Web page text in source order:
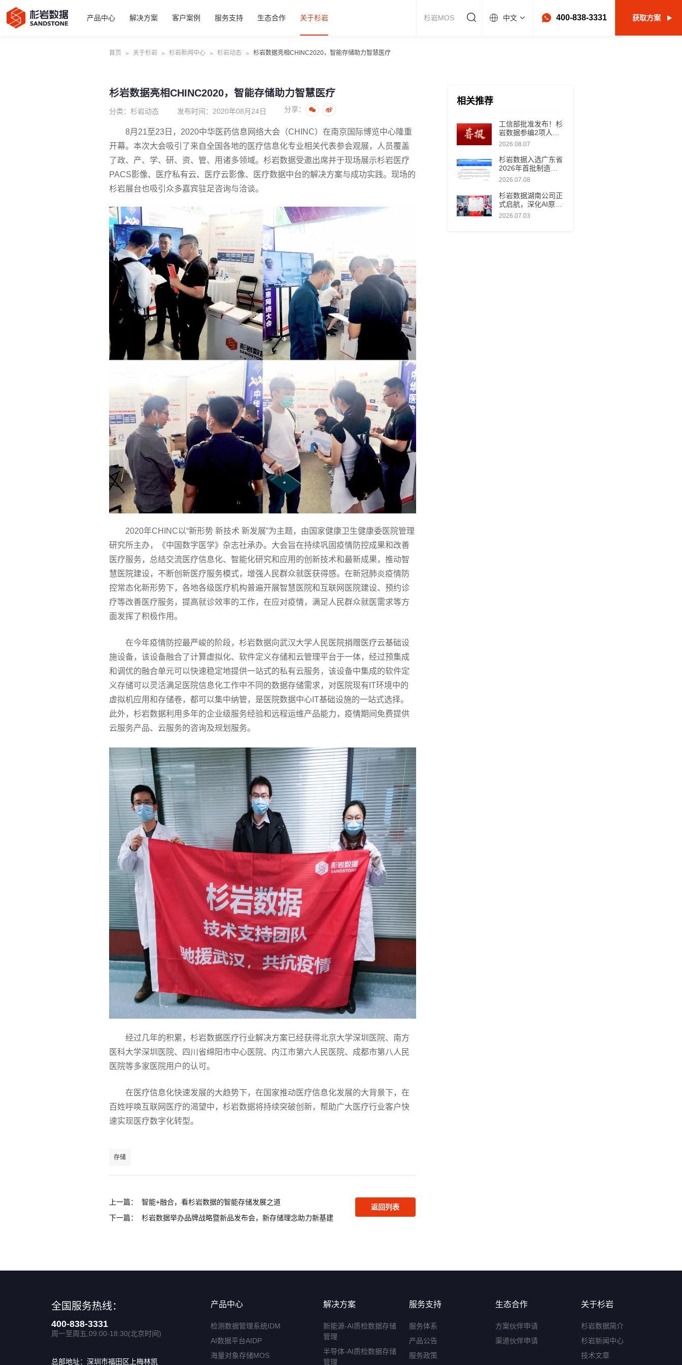
产品中心 解决方案 客户案例 服务支持 生态合作 关于杉岩 中文 400-838-3331 获取方案
首页 > 关于杉岩 > 杉岩新闻中心 > 杉岩动态 > 杉岩数据亮相CHINC2020，智能存储助力智慧医疗
杉岩数据亮相CHINC2020，智能存储助力智慧医疗
分类：杉岩动态 发布时间：2020年08月24日 分享：
8月21至23日，2020中华医药信息网络大会（CHINC）在南京国际博览中心隆重
开幕。本次大会吸引了来自全国各地的医疗信息化专业相关代表参会观展，人员覆盖
了政、产、学、研、资、管、用诸多领域。杉岩数据受邀出席并于现场展示杉岩医疗
PACS影像、医疗私有云、医疗云影像、医疗数据中台的解决方案与成功实践。现场的
杉岩展台也吸引众多嘉宾驻足咨询与洽谈。
2020年CHINC以“新形势 新技术 新发展”为主题，由国家健康卫生健康委医院管理
研究所主办，《中国数字医学》杂志社承办。大会旨在持续巩固疫情防控成果和改善
医疗服务，总结交流医疗信息化、智能化研究和应用的创新技术和最新成果，推动智
慧医院建设，不断创新医疗服务模式，增强人民群众就医获得感。在新冠肺炎疫情防
控常态化新形势下，各地各级医疗机构普遍开展智慧医院和互联网医院建设、预约诊
疗等改善医疗服务，提高就诊效率的工作，在应对疫情，满足人民群众就医需求等方
面发挥了积极作用。
在今年疫情防控最严峻的阶段，杉岩数据向武汉大学人民医院捐赠医疗云基础设
施设备，该设备融合了计算虚拟化、软件定义存储和云管理平台于一体，经过预集成
和调优的融合单元可以快速稳定地提供一站式的私有云服务，该设备中集成的软件定
义存储可以灵活满足医院信息化工作中不同的数据存储需求，对医院现有IT环境中的
虚拟机应用和存储卷，都可以集中纳管，是医院数据中心IT基础设施的一站式选择。
此外，杉岩数据利用多年的企业级服务经验和远程运维产品能力，疫情期间免费提供
云服务产品、云服务的咨询及规划服务。
经过几年的积累，杉岩数据医疗行业解决方案已经获得北京大学深圳医院、南方
医科大学深圳医院、四川省绵阳市中心医院、内江市第六人民医院、成都市第八人民
医院等多家医院用户的认可。
在医疗信息化快速发展的大趋势下，在国家推动医疗信息化发展的大背景下，在
百姓呼唤互联网医疗的渴望中，杉岩数据将持续突破创新，帮助广大医疗行业客户快
速实现医疗数字化转型。
存储
上一篇：
智能+融合，看杉岩数据的智能存储发展之道
下一篇：
杉岩数据举办品牌战略暨新品发布会，新存储理念助力新基建
返回列表
相关推荐
工信部批准发布！杉
岩数据参编2项人工
智能行业标准
2026.08.07
杉岩数据入选广东省
2026年首批制造业
赋能资源名单，以新
数智化升级
2026.07.08
杉岩数据湖南公司正
式启航，深化AI原生
数据基础设施全国布
2026.07.03
全国服务热线：
400-838-3331
周一至周五,09:00-18:30(北京时间)
总部地址：深圳市福田区上梅林凯
产品中心
检测数据管理系统IDM
AI数据平台AIDP
海量对象存储MOS
解决方案
新能源-AI质检数据存储
管理
半导体-AI质检数据存储
管理
服务支持
服务体系
产品公告
服务政策
生态合作
方案伙伴申请
渠道伙伴申请
关于杉岩
杉岩数据简介
杉岩新闻中心
技术文章